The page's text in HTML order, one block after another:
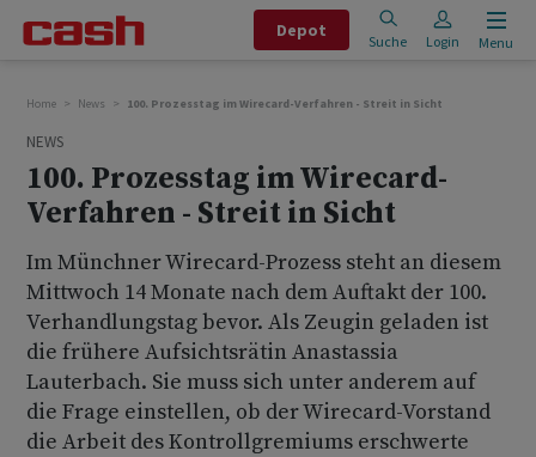
Depot
Suche Login Menu
Home News 100. Prozesstag im Wirecard-Verfahren - Streit in Sicht
NEWS
100. Prozesstag im Wirecard-
Verfahren - Streit in Sicht
Im Münchner Wirecard-Prozess steht an diesem
Mittwoch 14 Monate nach dem Auftakt der 100.
Verhandlungstag bevor. Als Zeugin geladen ist
die frühere Aufsichtsrätin Anastassia
Lauterbach. Sie muss sich unter anderem auf
die Frage einstellen, ob der Wirecard-Vorstand
die Arbeit des Kontrollgremiums erschwerte